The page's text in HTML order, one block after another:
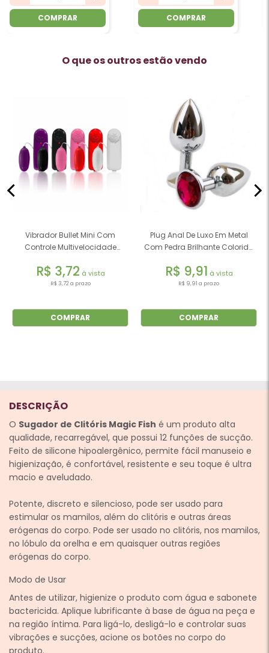
COMPRAR COMPRAR
O que os outros estão vendo
Vibrador Bullet Mini Com
Controle Multivelocidade
R$ 3,72 à vista
R$ 3,72 a prazo
COMPRAR
Plug Anal De Luxo Em Metal
Com Pedra Brilhante Colorida
R$ 9,91 à vista
R$ 9,91 a prazo
COMPRAR
DESCRIÇÃO
O Sugador de Clitóris Magic Fish é um produto alta
qualidade, recarregável, que possui 12 funções de sucção.
Feito de silicone hipoalergênico, permite fácil manuseio e
higienização, é confortável, resistente e seu toque é ultra
macio e aveludado.
Potente, discreto e silencioso, pode ser usado para
estimular os mamilos, além do clitóris e outras áreas
erógenas do corpo. Pode ser usado no clitóris, nos mamilos,
no lóbulo da orelha e em quaisquer outras regiões
erógenas do corpo.
Modo de Usar
Antes de utilizar, higienize o produto com água e sabonete
bactericida. Aplique lubrificante à base de água na peça e
na região íntima. Para ligá-lo, desligá-lo e controlar suas
vibrações e sucções, acione os botões no corpo do
produto.